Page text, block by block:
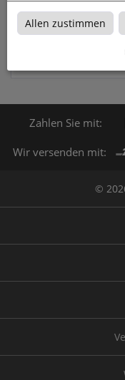
3D Gel
Donau-Ries,
Zahlen Sie mit:
Wir versenden mit:
©
Allen zustimmen